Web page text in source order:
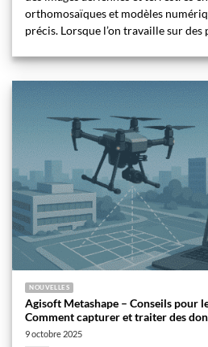
orthomosaïques et modèles
précis. Lorsque l’on travaille sur des
NOUVELLES
Agisoft Metashape – Conseils pour
Comment capturer et traiter des
9 octobre 2025